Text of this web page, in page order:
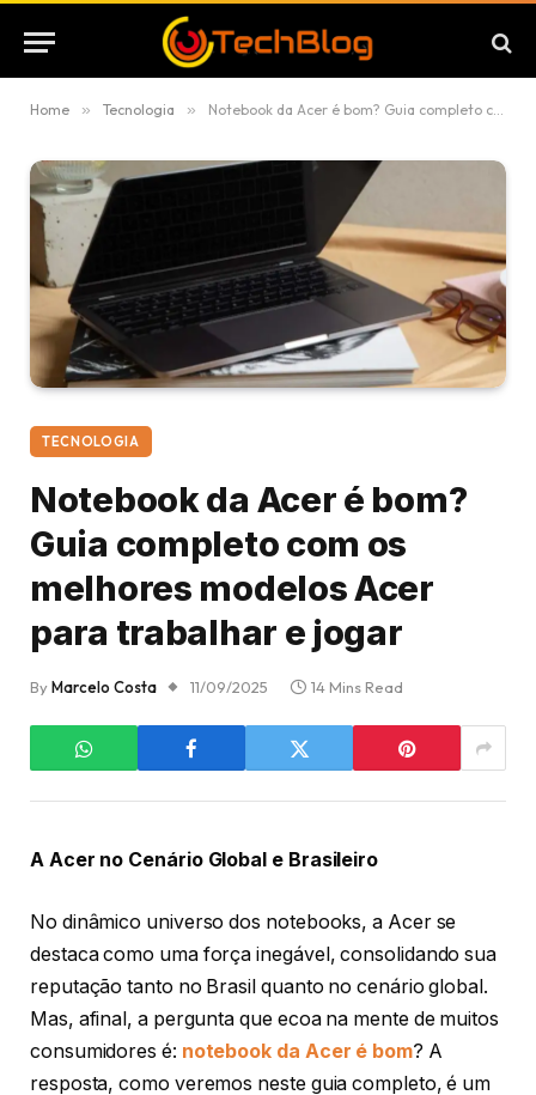
Home » Tecnologia » Notebook da Acer é bom? Guia completo com os melhores modelos Acer para trabalhar e jogar
TECNOLOGIA
Notebook da Acer é bom?
Guia completo com os
melhores modelos Acer
para trabalhar e jogar
ByMarcelo Costa 11/09/2025 14 Mins Read
A Acer no Cenário Global e Brasileiro
No dinâmico universo dos notebooks, a Acer se
destaca como uma força inegável, consolidando sua
reputação tanto no Brasil quanto no cenário global.
Mas, afinal, a pergunta que ecoa na mente de muitos
consumidores é: notebook da Acer é bom? A
resposta, como veremos neste guia completo, é um